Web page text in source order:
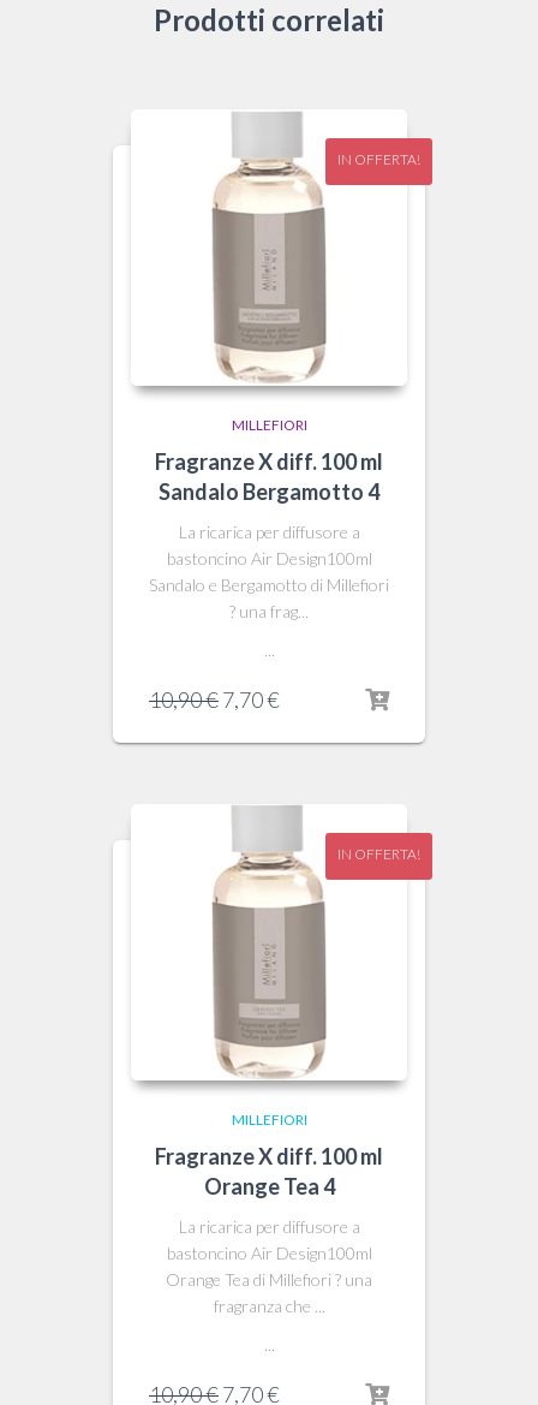
Prodotti correlati
IN OFFERTA!
MILLEFIORI
Fragranze X diff. 100 ml
Sandalo Bergamotto 4
La ricarica per diffusore a
bastoncino Air Design100ml
Sandalo e Bergamotto di Millefiori
? una frag...
10,90€Il
originale
10,90 €.
7,70€Il
attuale
7,70 €.
IN OFFERTA!
MILLEFIORI
Fragranze X diff. 100 ml
Orange Tea 4
La ricarica per diffusore a
bastoncino Air Design100ml
Orange Tea di Millefiori ? una
fragranza che ...
10,90€Il
7,70€Il